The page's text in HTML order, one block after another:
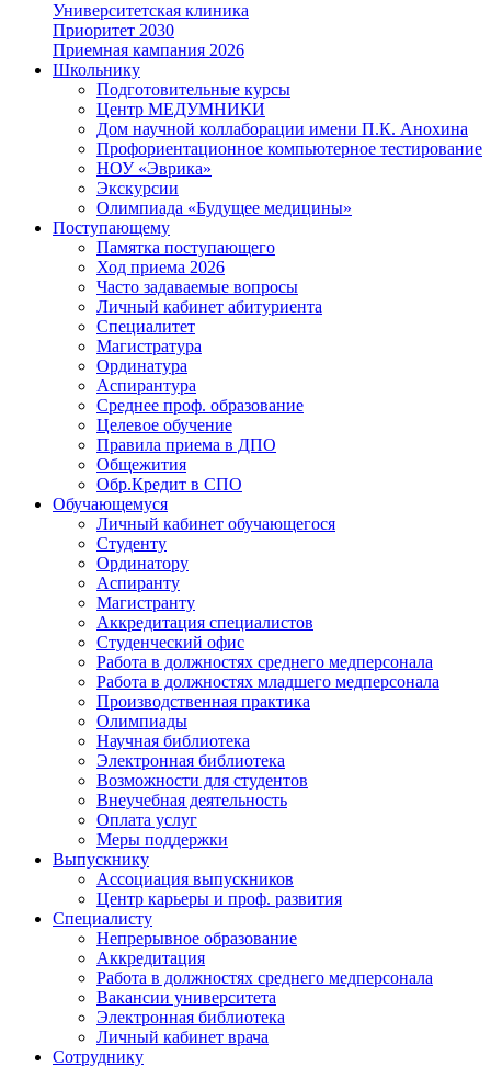
Университетская клиника
Приоритет 2030
Приемная кампания 2026
Школьнику
Подготовительные курсы
Центр МЕДУМНИКИ
Дом научной коллаборации имени П.К. Анохина
Профориентационное компьютерное тестирование
НОУ «Эврика»
Экскурсии
Олимпиада «Будущее медицины»
Поступающему
Памятка поступающего
Ход приема 2026
Часто задаваемые вопросы
Личный кабинет абитуриента
Специалитет
Магистратура
Ординатура
Аспирантура
Среднее проф. образование
Целевое обучение
Правила приема в ДПО
Общежития
Обр.Кредит в СПО
Обучающемуся
Личный кабинет обучающегося
Студенту
Ординатору
Аспиранту
Магистранту
Аккредитация специалистов
Студенческий офис
Работа в должностях среднего медперсонала
Работа в должностях младшего медперсонала
Производственная практика
Олимпиады
Научная библиотека
Электронная библиотека
Возможности для студентов
Внеучебная деятельность
Оплата услуг
Меры поддержки
Выпускнику
Ассоциация выпускников
Центр карьеры и проф. развития
Специалисту
Непрерывное образование
Аккредитация
Работа в должностях среднего медперсонала
Вакансии университета
Электронная библиотека
Личный кабинет врача
Сотруднику